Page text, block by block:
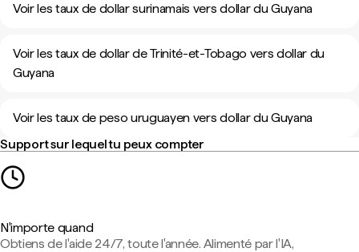
Voir les taux de dollar surinamais vers dollar du Guyana
Voir les taux de dollar de Trinité-et-Tobago vers dollar du
Guyana
Voir les taux de peso uruguayen vers dollar du Guyana
Support sur lequel tu peux compter
N'importe quand
Obtiens de l'aide 24/7, toute l'année. Alimenté par l'IA,